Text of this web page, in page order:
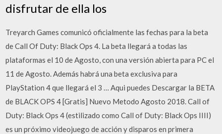
disfrutar de ella los
Treyarch Games comunicó oficialmente las fechas para la beta
de Call Of Duty: Black Ops 4. La beta llegará a todas las
plataformas el 10 de Agosto, con una versión abierta para PC el
11 de Agosto. Además habrá una beta exclusiva para
PlayStation 4 que llegará el 3 … Aqui puedes Descargar la BETA
de BLACK OPS 4 [Gratis] Nuevo Metodo Agosto 2018. Call of
Duty: Black Ops 4 (estilizado como Call of Duty: Black Ops IIII)
es un próximo videojuego de acción y disparos en primera